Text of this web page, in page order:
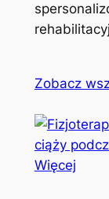
Zobacz
Więcej